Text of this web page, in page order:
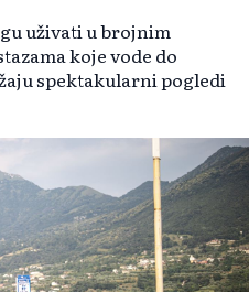
uživati u brojnim
koje vode do
spektakularni pogledi